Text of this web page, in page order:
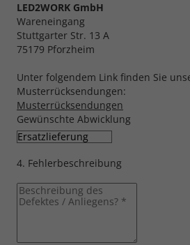
LED2WORK GmbH
Wareneingang
Stuttgarter Str. 13 A
75179 Pforzheim
Unter folgendem Link finden Sie
Musterrücksendungen:
Musterrücksendungen
Gewünschte Abwicklung
4. Fehlerbeschreibung